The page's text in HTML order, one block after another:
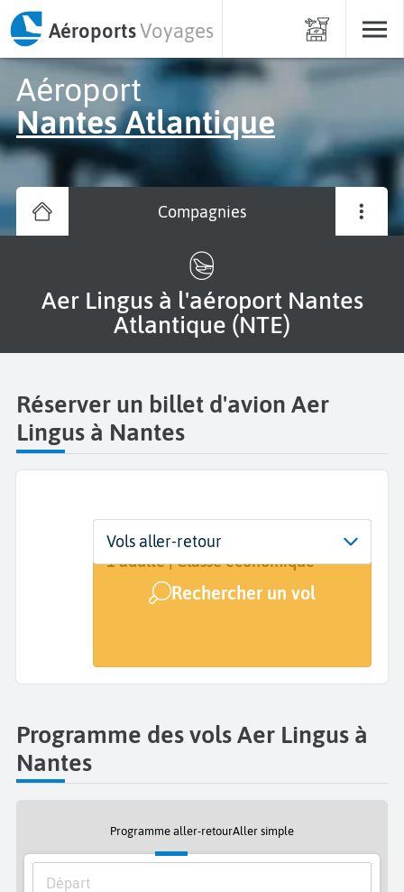
AéroportsVoyages
Aéroport
Nantes Atlantique
Compagnies
Aer Lingus à l'aéroport Nantes
Atlantique (NTE)
Réserver un billet d'avion Aer
Lingus à Nantes
Départ
Nantes Atlantique (NTE)
Dates
Dates de votre voyage
Voyageurs | Classe
1 adulte | Classe économique
Rechercher un vol
Vols aller-retour
Programme des vols Aer Lingus à
Nantes
Programme aller-retourAller simple
Départ